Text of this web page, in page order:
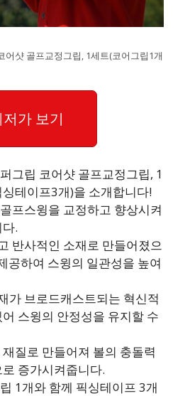
어샷 골프교정그립, 1세트(코어그립1개
저가 보기
그립 코어샷 골프교정그립, 1
테이프3개)을 소개합니다!
프스윙을 교정하고 향상시켜
.
반사적인 소재로 만들어졌으
공하여 스윙의 일관성을 높여
가 브로드캐스트되는 혁신적
스윙의 안정성을 유지할 수
질로 만들어져 볼의 충돌력
증가시켜줍니다.
1개와 함께 픽싱테이프 3개